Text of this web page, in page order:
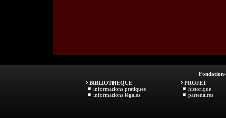
Fondation
BIBLIOTHEQUE
informations pratiques
informations légales
PROJET
historique
partenaires